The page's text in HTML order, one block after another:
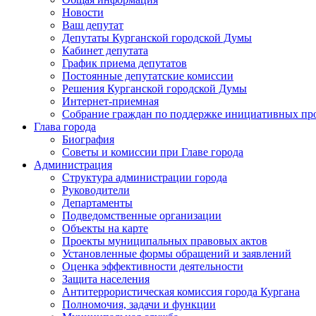
Новости
Ваш депутат
Депутаты Курганской городской Думы
Кабинет депутата
График приема депутатов
Постоянные депутатские комиссии
Решения Курганской городской Думы
Интернет-приемная
Собрание граждан по поддержке инициативных
Глава города
Биография
Советы и комиссии при Главе города
Администрация
Структура администрации города
Руководители
Департаменты
Подведомственные организации
Объекты на карте
Проекты муниципальных правовых актов
Установленные формы обращений и заявлений
Оценка эффективности деятельности
Защита населения
Антитеррористическая комиссия города Кургана
Полномочия, задачи и функции